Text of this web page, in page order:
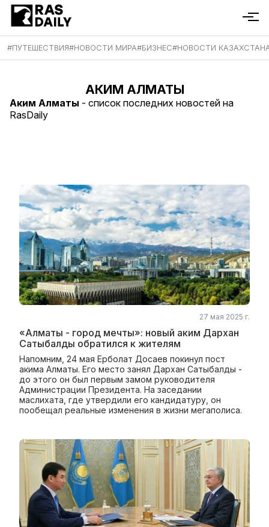
#ПУТЕШЕСТВИЯ#НОВОСТИ МИРА#БИЗНЕС#НОВОСТИ
АКИМ АЛМАТЫ
Аким Алматы - список последних новостей на
RasDaily
27 мая 2025 г.
«Алматы - город мечты»: новый аким Дархан
Сатыбалды обратился к жителям
Напомним, 24 мая Ерболат Досаев покинул пост
акима Алматы. Его место занял Дархан Сатыбалды -
до этого он был первым замом руководителя
Администрации Президента. На заседании
маслихата, где утвердили его кандидатуру, он
пообещал реальные изменения в жизни мегаполиса.